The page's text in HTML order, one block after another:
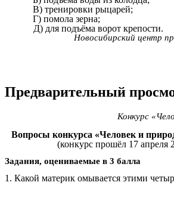
В) тренировки рыцарей;
Г) помола зерна;
Д) для подъёма ворот крепости.
Новосибирский центр
Предварительный
Конкурс
Вопросы конкурса «Человек и
(конкурс прошёл 17 апреля
Задания, оцениваемые в 3 балла
1. Какой материк омывается этими